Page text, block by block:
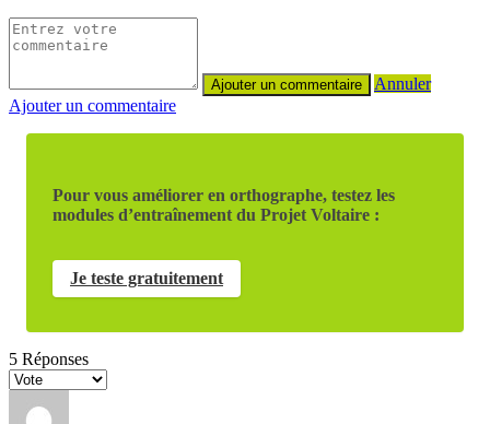
Annuler
Ajouter un commentaire
Pour vous améliorer en orthographe, testez les
modules d’entraînement du Projet Voltaire :
Je teste gratuitement
5 Réponses